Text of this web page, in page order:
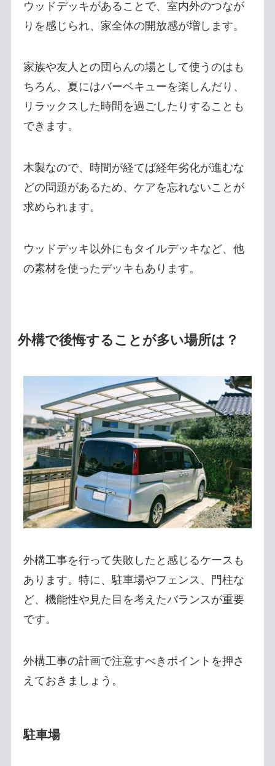
ウッドデッキがあることで、室内外のつなが
りを感じられ、家全体の開放感が増します。
家族や友人との団らんの場として使うのはも
ちろん、夏にはバーベキューを楽しんだり、
リラックスした時間を過ごしたりすることも
できます。
木製なので、時間が経てば経年劣化が進むな
どの問題があるため、ケアを忘れないことが
求められます。
ウッドデッキ以外にもタイルデッキなど、他
の素材を使ったデッキもあります。
外構で後悔することが多い場所は？
外構工事を行って失敗したと感じるケースも
あります。特に、駐車場やフェンス、門柱な
ど、機能性や見た目を考えたバランスが重要
です。
外構工事の計画で注意すべきポイントを押さ
えておきましょう。
駐車場